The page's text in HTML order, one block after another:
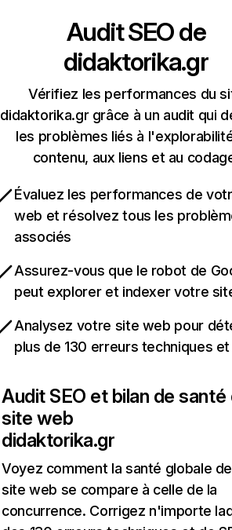
Audit SEO de
didaktorika.gr
Vérifiez les performances du
didaktorika.gr grâce à un audit qui
les problèmes liés à
contenu, aux liens et au
Évaluez les performances de
web et résolvez tous les
associés
Assurez-vous que le robot de
peut explorer et indexer votre
Analysez votre site web pour
plus de 130 erreurs techniques et
Audit SEO et bilan de santé
site web
didaktorika.gr
Voyez comment la santé globale
site web se compare à celle de la
concurrence. Corrigez n'importe